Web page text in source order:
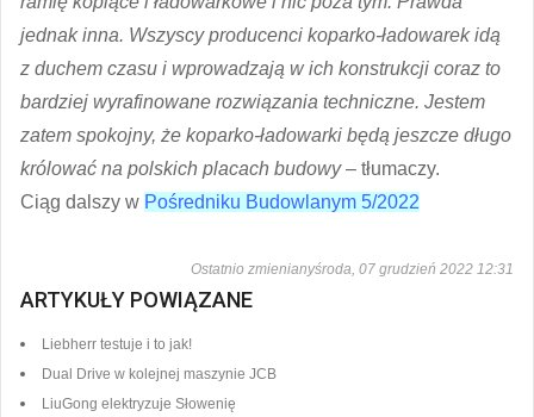
jednak inna. Wszyscy producenci koparko-ładowarek idą
z duchem czasu i wprowadzają w ich konstrukcji coraz to
bardziej wyrafinowane rozwiązania techniczne. Jestem
zatem spokojny, że koparko-ładowarki będą jeszcze długo
królować na polskich placach budowy– tłumaczy.
Ciąg dalszy w Pośredniku Budowlanym 5/2022
Ostatnio zmienianyśroda, 07 grudzień 2022 12:31
ARTYKUŁY POWIĄZANE
Liebherr testuje i to jak!
Dual Drive w kolejnej maszynie JCB
LiuGong elektryzuje Słowenię